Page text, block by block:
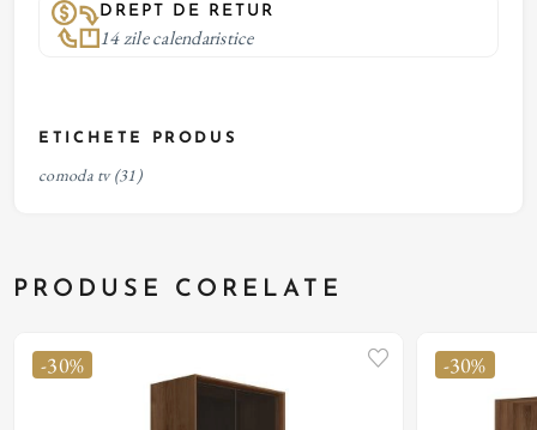
DREPT DE RETUR
14 zile calendaristice
ETICHETE PRODUS
comoda tv (31)
PRODUSE CORELATE
-30% -30%